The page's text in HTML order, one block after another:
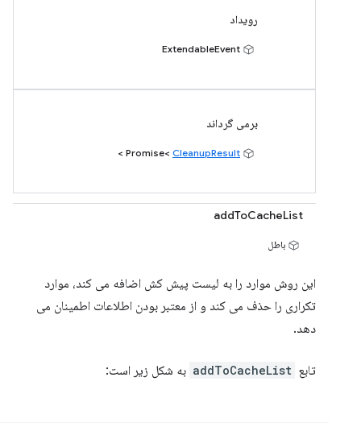
رویداد
برمی گرداند
CleanupResult
>
addToCacheList
باطل
این روش موارد را به لیست پیش کش اضافه می کند، موارد
تکراری را حذف می کند و از معتبر بودن اطلاعات اطمینان می
دهد.
تابع addToCacheList به شکل زیر است: